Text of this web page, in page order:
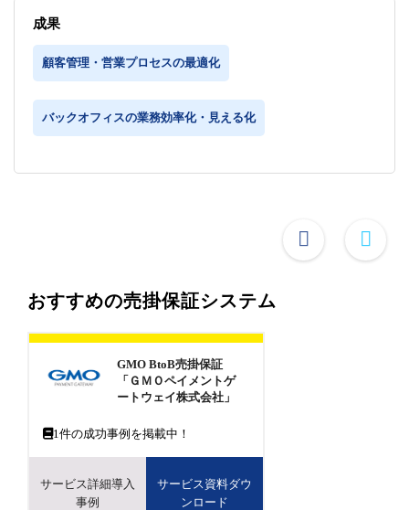
成果
顧客管理・営業プロセスの最適化
バックオフィスの業務効率化・見える化
おすすめの売掛保証システム
GMO BtoB売掛保証
「ＧＭＯペイメントゲ
ートウェイ株式会社」
1 件の成功事例を掲載中！
サービス詳細導入
事例
サービス資料ダウ
ンロード